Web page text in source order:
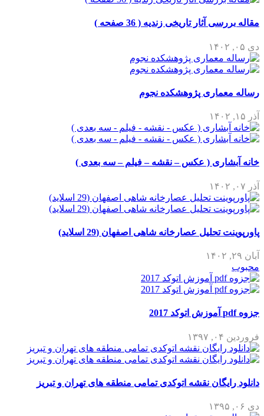
مقاله بررسی آثار تاریخی زندیه ( 36 صفحه )
دی ۰۵, ۱۴۰۲
رساله معماری پژوهشکده نجوم
آذر ۱۵, ۱۴۰۲
خانه آبشاری ( عکس – نقشه – فیلم – سه بعدی )
آذر ۰۷, ۱۴۰۲
پاورپوینت تحلیل عصارخانه شاهی اصفهان (29 اسلاید)
آبان ۲۹, ۱۴۰۲
محبوب
جزوه pdf آموزش اتوکد 2017
فروردین ۰۴, ۱۳۹۷
دانلود رایگان نقشه اتوکدی تمامی منطقه های تهران و تبریز
دی ۰۶, ۱۳۹۵